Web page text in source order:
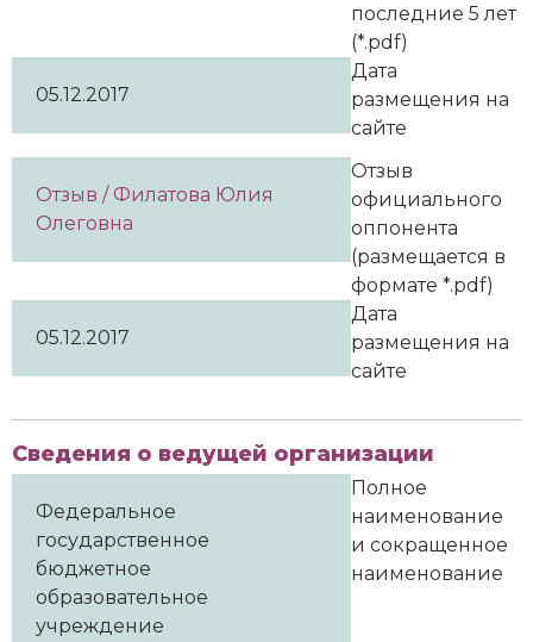
последние 5 лет
(*.pdf)
05.12.2017
Дата
размещения на
сайте
Отзыв / Филатова Юлия
Олеговна
Отзыв
официального
оппонента
(размещается в
формате *.pdf)
05.12.2017
Дата
размещения на
сайте
Сведения о ведущей организации
Федеральное
государственное
бюджетное
образовательное
учреждение
Полное
наименование
и сокращенное
наименование